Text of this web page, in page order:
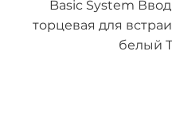
Basic System
торцевая для
белый